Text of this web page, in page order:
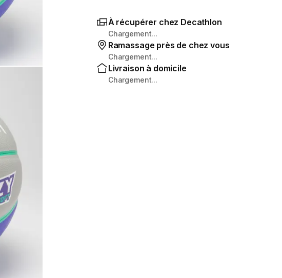
À récupérer chez Decathlon
Chargement...
Ramassage près de chez vous
Chargement...
Livraison à domicile
Chargement...